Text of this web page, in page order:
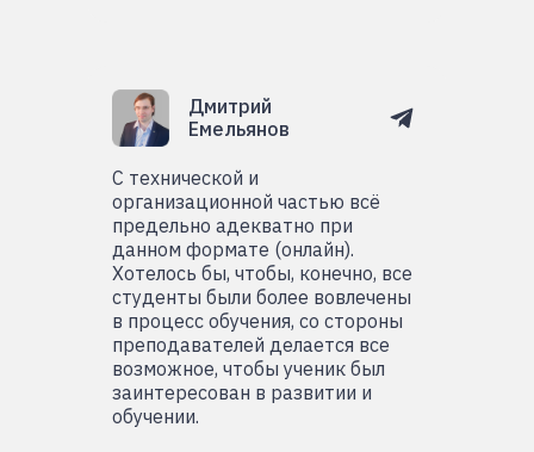
Дмитрий
Емельянов
С технической и
организационной частью всё
предельно адекватно при
данном формате (онлайн).
Хотелось бы, чтобы, конечно, все
студенты были более вовлечены
в процесс обучения, со стороны
преподавателей делается все
возможное, чтобы ученик был
заинтересован в развитии и
обучении.